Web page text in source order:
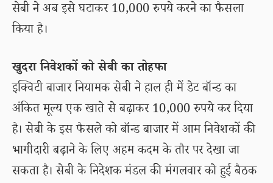
सेबी ने अब इसे घटाकर 10,000 रुपये करने का फैसला
किया है।
खुदरा निवेशकों को सेबी का तोहफा
इक्विटी बाजार नियामक सेबी ने हाल ही में डेट बॉन्ड का
अंकित मूल्य एक खाते से बढ़ाकर 10,000 रुपये कर दिया
है। सेबी के इस फैसले को बॉन्ड बाजार में आम निवेशकों की
भागीदारी बढ़ाने के लिए अहम कदम के तौर पर देखा जा
सकता है। सेबी के निदेशक मंडल की मंगलवार को हुई बैठक